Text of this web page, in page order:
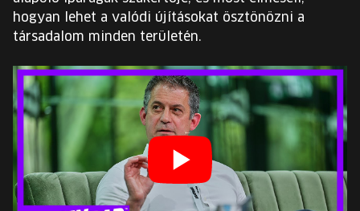
ELŐADÓK
INGYENES DIÁK- ÉS TANÁRREGISZTRÁCIÓ
JEGYEK
hogyan lehet a valódi újításokat ösztönözni a
társadalom minden területén.